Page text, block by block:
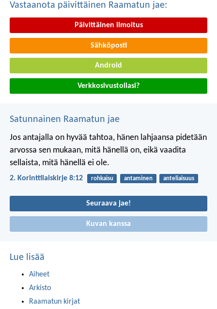
Vastaanota päivittäinen Raamatun jae:
Päivittäinen ilmoitus
Sähköposti
Android
Verkkosivustollasi?
Satunnainen Raamatun jae
Jos antajalla on hyvää tahtoa, hänen lahjaansa pidetään
arvossa sen mukaan, mitä hänellä on, eikä vaadita
sellaista, mitä hänellä ei ole.
2. Korinttilaiskirje 8:12 rohkaisu antaminen anteliaisuus
Seuraava jae!
Kuvan kanssa
Lue lisää
Aiheet
Arkisto
Raamatun kirjat